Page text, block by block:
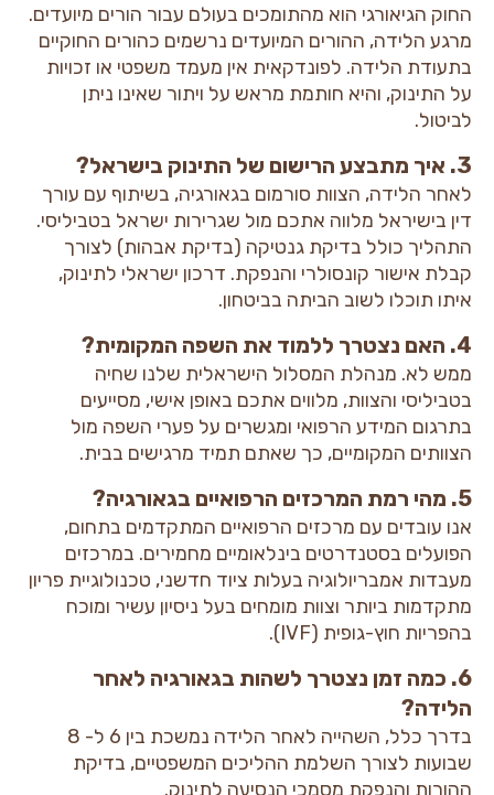
החוק הגיאורגי הוא מהתומכים בעולם עבור הורים מיועדים.
מרגע הלידה, ההורים המיועדים נרשמים כהורים החוקיים
בתעודת הלידה. לפונדקאית אין מעמד משפטי או זכויות
על התינוק, והיא חותמת מראש על ויתור שאינו ניתן
לביטול.
3. איך מתבצע הרישום של התינוק בישראל?
לאחר הלידה, הצוות סורמום בגאורגיה, בשיתוף עם עורך
דין בישיראל מלווה אתכם מול שגרירות ישראל בטביליסי.
התהליך כולל בדיקת גנטיקה (בדיקת אבהות) לצורך
קבלת אישור קונסולרי והנפקת. דרכון ישראלי לתינוק,
איתו תוכלו לשוב הביתה בביטחון.
4. האם נצטרך ללמוד את השפה המקומית?
ממש לא. מנהלת המסלול הישראלית שלנו שחיה
בטביליסי והצוות, מלווים אתכם באופן אישי, מסייעים
בתרגום המידע הרפואי ומגשרים על פערי השפה מול
הצוותים המקומיים, כך שאתם תמיד מרגישים בבית.
5. מהי רמת המרכזים הרפואיים בגאורגיה?
אנו עובדים עם מרכזים הרפואיים המתקדמים בתחום,
הפועלים בסטנדרטים בינלאומיים מחמירים. במרכזים
מעבדות אמבריולוגיה בעלות ציוד חדשני, טכנולוגיית פריון
מתקדמות ביותר וצוות מומחים בעל ניסיון עשיר ומוכח
בהפריות חוץ-גופית (IVF).
6. כמה זמן נצטרך לשהות בגאורגיה לאחר
הלידה?
בדרך כלל, השהייה לאחר הלידה נמשכת בין 6 ל- 8
שבועות לצורך השלמת ההליכים המשפטיים, בדיקת
ההורות והנפקת מסמכי הנסיעה לתינוק.